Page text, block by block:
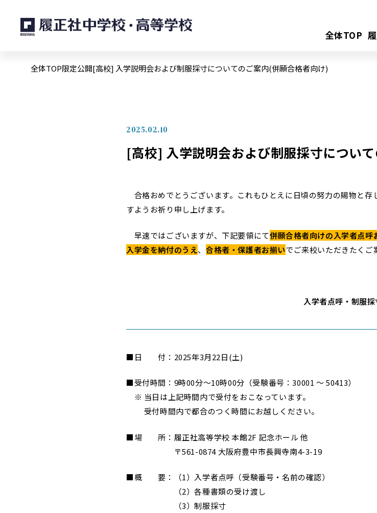
全体TOP
全体TOP限定公開[高校] 入学説明会および制服採寸についてのご案内(併願合格者向け)
2025.02.10
[高校] 入学説明会および制服採寸につい
合格おめでとうございます。これもひとえに日頃の努力の賜物と存
すようお祈り申し上げます。
早速ではございますが、下記要領にて併願合格者向けの入学者点呼
入学金を納付のうえ、合格者・保護者お揃いでご来校いただきたくご
入学者点呼・制服採
■日 付：2025年3月22日(土)
■受付時間：9時00分～10時00分（受験番号：30001 ～ 50413）
※ 当日は上記時間内で受付をおこなっています。
受付時間内で都合のつく時間にお越しください。
■場 所：履正社高等学校 本館2F 記念ホール 他
〒561-0874 大阪府豊中市長興寺南4-3-19
■概 要：（1）入学者点呼（受験番号・名前の確認）
（2）各種書類の受け渡し
（3）制服採寸